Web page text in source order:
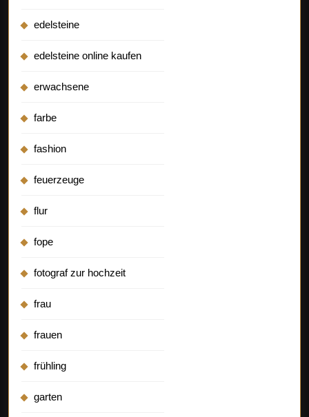
edelsteine
edelsteine online kaufen
erwachsene
farbe
fashion
feuerzeuge
flur
fope
fotograf zur hochzeit
frau
frauen
frühling
garten